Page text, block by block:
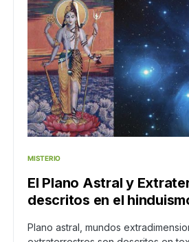
MISTERIO
El Plano Astral y
descritos en el
Plano astral, mundos